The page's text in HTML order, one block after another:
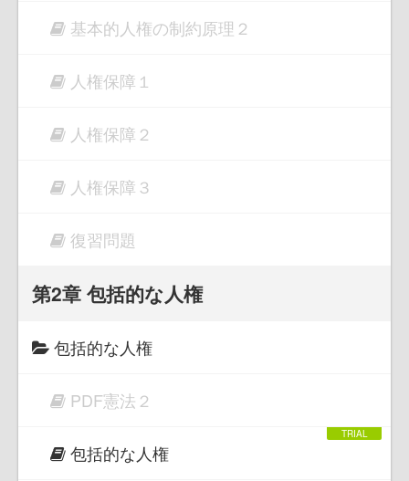
基本的人権の制約原理２
人権保障１
人権保障２
人権保障３
復習問題
第2章 包括的な人権
包括的な人権
PDF憲法２
包括的な人権